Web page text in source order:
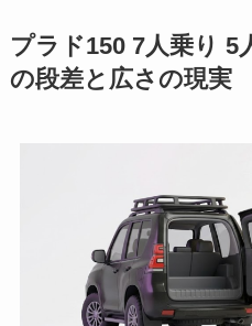
プラド150 7人乗り 5
の段差と広さの現実